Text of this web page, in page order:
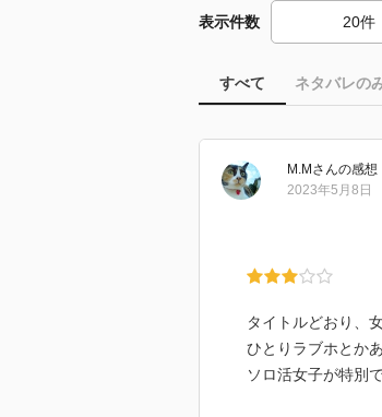
表示件数
すべて ネタバレの
M.M さんの感想
2023年5月8日
タイトルどおり、
ひとりラブホとか
ソロ活女子が特別